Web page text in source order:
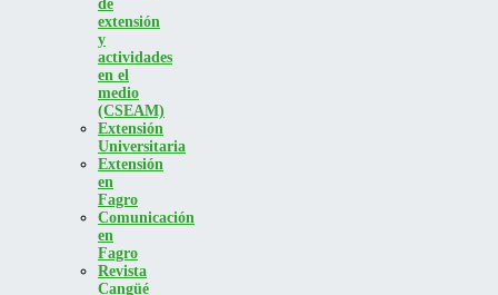
de
extensión
y
actividades
en el
medio
(CSEAM)
Extensión
Universitaria
Extensión
en
Fagro
Comunicación
en
Fagro
Revista
Cangüé